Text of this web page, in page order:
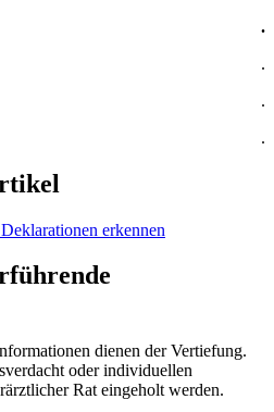
.
.
.
.
erkennen
dienen der Vertiefung.
oder individuellen
Rat eingeholt werden.